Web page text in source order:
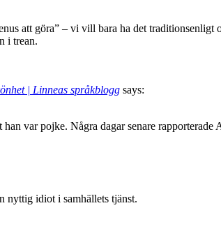
att göra” – vi vill bara ha det
i trean.
| Linneas språkblogg says:
var pojke. Några dagar senare
nyttig idiot i samhällets tjänst.